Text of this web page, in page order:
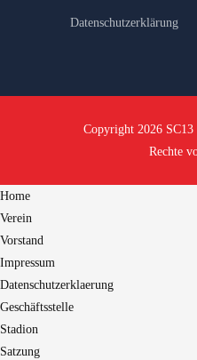
Datenschutzerklärung
Copyright 2026 SC13
Rechte
Home
Verein
Vorstand
Impressum
Datenschutzerklaerung
Geschäftsstelle
Stadion
Satzung